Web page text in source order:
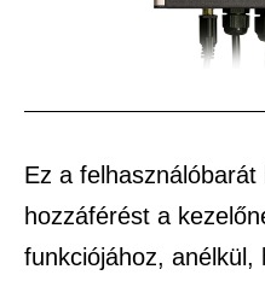
Ez a
hozzáférést a
funkciójához,